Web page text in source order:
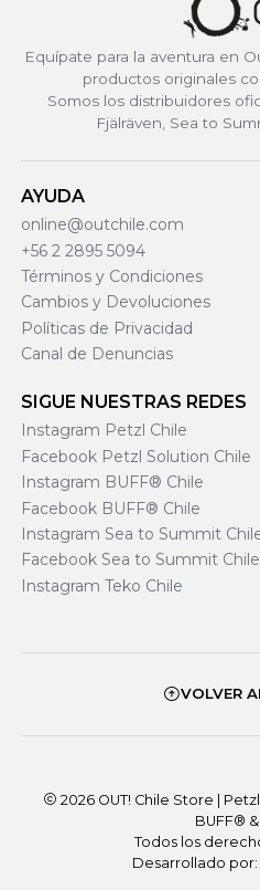
Equípate para la aventura en
productos originales
Somos los distribuidores
Fjälräven, Sea to
AYUDA
online@outchile.com
+56 2 2895 5094
Términos y Condiciones
Cambios y Devoluciones
Políticas de Privacidad
Canal de Denuncias
SIGUE NUESTRAS REDES
Instagram Petzl Chile
Facebook Petzl Solution Chile
Instagram BUFF® Chile
Facebook BUFF® Chile
Instagram Sea to Summit
Facebook Sea to Summit Chile
Instagram Teko Chile
2026 OUT! Chile Store |
BUFF®
Todos los
Desarrollado por:
VOLVER